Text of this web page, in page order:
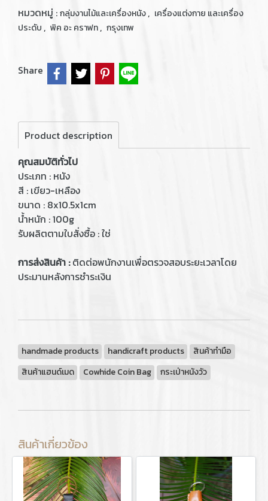
หมวดหมู่ :กลุ่มงานไม้และเครื่องหนัง, เครื่องแต่งกาย และเครื่อง
ประดับ , พิค อะ คราฟท, กรุงเทพ
Share
Product description
คุณสมบัติทั่วไป
ประเภท : หนัง
สี : เขียว-เหลือง
ขนาด : 8x10.5x1cm
น้ำหนัก : 100g
รับผลิตตามใบสั่งซื้อ : ใช่
การส่งสินค้า :ติดต่อพนักงานเพื่อตรวจสอบระยะเวลาโดย
ประมานหลังการชำระเงิน
handmade products handicraft products
สินค้าทำมือ
สินค้าแฮนด์เมด
Cowhide Coin Bag กระเป่าหนังวัว
สินค้าเกี่ยวข้อง